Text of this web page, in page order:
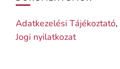
Adatkezelési Tájékoztató,
Jogi nyilatkozat